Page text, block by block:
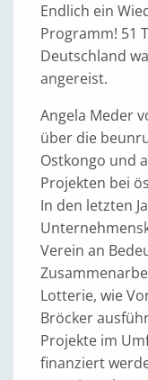
Endlich ein
Programm! 51
Deutschland
angereist.
Angela Meder
über die
Ostkongo und
Projekten bei
In den letzten
Verein an
Lotterie, wie
Bröcker
Projekte im
finanziert